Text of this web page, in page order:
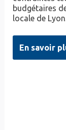
budgétaires
locale de
En savoir